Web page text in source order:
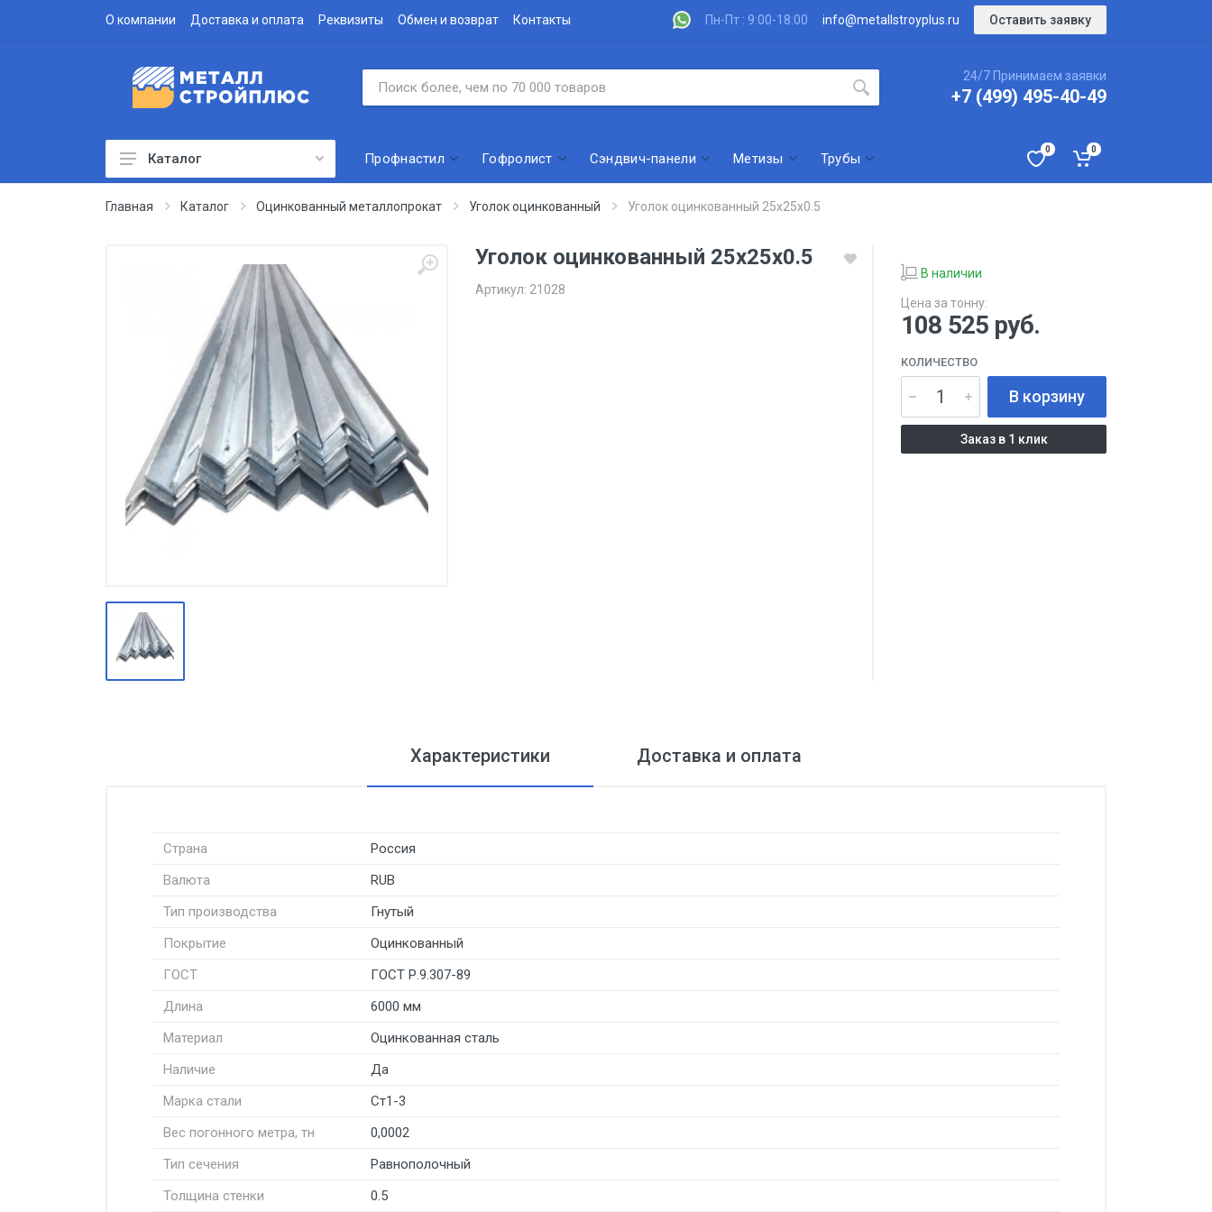
О компании Доставка и оплата Реквизиты Обмен и возврат Контакты Пн-Пт : 9:00-18:00 info@metallstroyplus.ru Оставить заявку
24/7 Принимаем заявки
+7 (499) 495-40-49
Профнастил
Доборные элементы
Металлочерепица
Сэндвич-панели
Производство
Штакетник
Черный металлопрокат
Нержавеющий металлопрокат
метизы
Оцинкованный металлопрокат
Каталог Профнастил Гофролист Сэндвич-панели Метизы Трубы
0 0
Главная Каталог Оцинкованный металлопрокат Уголок оцинкованный Уголок оцинкованный 25х25х0.5
Уголок оцинкованный 25х25х0.5
Артикул: 21028
В наличии
Цена за тонну:
108 525 руб.
КОЛИЧЕСТВО
В корзину
Заказ в 1 клик
Характеристики Доставка и оплата
Страна
Россия
Валюта
RUB
Тип производства
Гнутый
Покрытие
Оцинкованный
ГОСТ
ГОСТ Р.9.307-89
Длина
6000 мм
Материал
Оцинкованная сталь
Наличие
Да
Марка стали
Ст1-3
Вес погонного метра, тн
0,0002
Тип сечения
Равнополочный
Толщина стенки
0.5